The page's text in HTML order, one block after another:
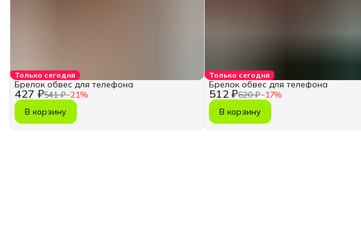
Только сегодня
427 ₽541 ₽−21%
Брелок обвес для телефона
В корзину
Только сегодня
512 ₽620 ₽−17%
Брелок обвес для телефона
В корзину